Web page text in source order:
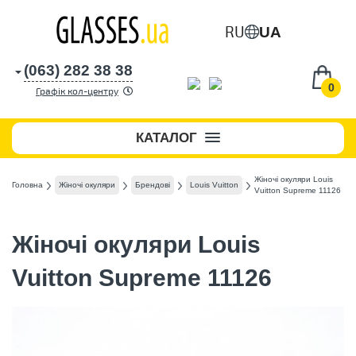
RU UA
0
(063) 282 38 38
Графік кол-центру
КАТАЛОГ
Головна Жіночі окуляри Брендові Louis Vuitton
Жіночі окуляри Louis
Vuitton Supreme 11126
Жіночі окуляри Louis
Vuitton Supreme 11126